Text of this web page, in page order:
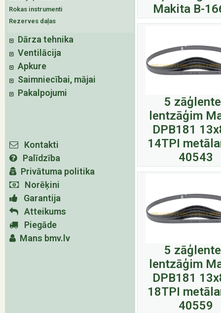
Rokas instrumenti
Rezerves daļas
Dārza tehnika
Ventilācija
Apkure
Saimniecībai, mājai
Pakalpojumi
Kontakti
Palīdzība
Privātuma politika
Norēķini
Garantija
Atteikums
Piegāde
Mans bmv.lv
Makita B-
5
lentzāģim
DPB181
14TPI
40543
5
lentzāģim
DPB181
18TPI
40559